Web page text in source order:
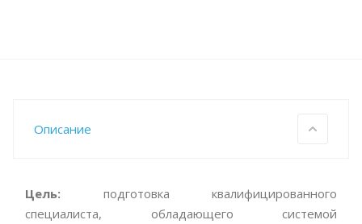
Описание
Цель: подготовка квалифицированного
специалиста, обладающего системой